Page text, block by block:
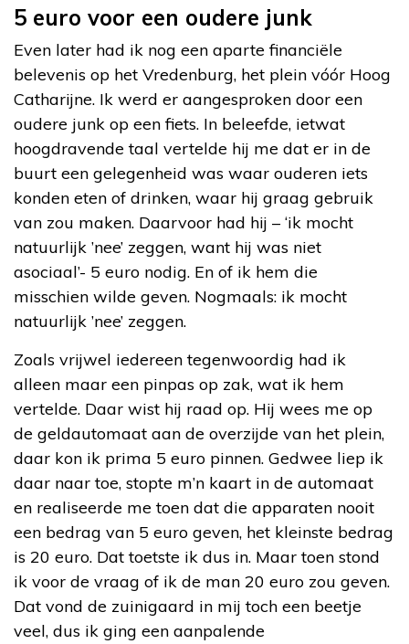
5 euro voor een oudere junk
Even later had ik nog een aparte financiële
belevenis op het Vredenburg, het plein vóór Hoog
Catharijne. Ik werd er aangesproken door een
oudere junk op een fiets. In beleefde, ietwat
hoogdravende taal vertelde hij me dat er in de
buurt een gelegenheid was waar ouderen iets
konden eten of drinken, waar hij graag gebruik
van zou maken. Daarvoor had hij – ‘ik mocht
natuurlijk ’nee’ zeggen, want hij was niet
asociaal’- 5 euro nodig. En of ik hem die
misschien wilde geven. Nogmaals: ik mocht
natuurlijk ’nee’ zeggen.
Zoals vrijwel iedereen tegenwoordig had ik
alleen maar een pinpas op zak, wat ik hem
vertelde. Daar wist hij raad op. Hij wees me op
de geldautomaat aan de overzijde van het plein,
daar kon ik prima 5 euro pinnen. Gedwee liep ik
daar naar toe, stopte m’n kaart in de automaat
en realiseerde me toen dat die apparaten nooit
een bedrag van 5 euro geven, het kleinste bedrag
is 20 euro. Dat toetste ik dus in. Maar toen stond
ik voor de vraag of ik de man 20 euro zou geven.
Dat vond de zuinigaard in mij toch een beetje
veel, dus ik ging een aanpalende